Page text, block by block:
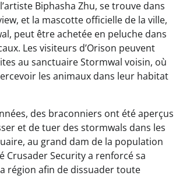
Biphasha Zhu, se trouve dans
et la mascotte officielle de la ville,
peut être achetée en peluche dans
Les visiteurs d’Orison peuvent
au sanctuaire Stormwal voisin, où
les animaux dans leur habitat
des braconniers ont été aperçus
et de tuer des stormwals dans les
au grand dam de la population
Crusader Security a renforcé sa
région afin de dissuader toute